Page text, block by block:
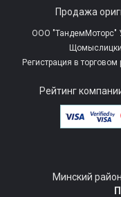
Продажа
ООО "ТандемМоторс"
Регистрация в
Рейтинг
Минский